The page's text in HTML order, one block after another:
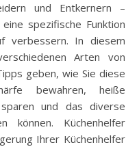
und Entkernern –
spezifische Funktion
verbessern. In diesem
Arten von
geben, wie Sie diese
bewahren, heiße
und das diverse
können. Küchenhelfer
Ihrer Küchenhelfer